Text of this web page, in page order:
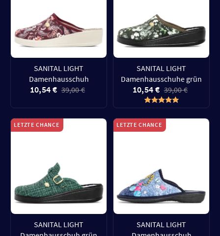
SANITAL LIGHT
Damenhausschuh
10,54 € 39,00 €
SANITAL LIGHT
Damenhausschuhe grün
10,54 € 39,00 €
LETZTE CHANCE
SANITAL LIGHT
LETZTE CHANCE
SANITAL LIGHT